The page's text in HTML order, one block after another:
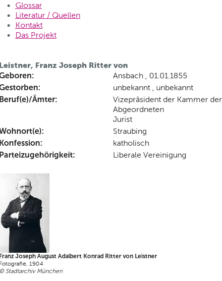
Glossar
Literatur / Quellen
Kontakt
Das Projekt
Franz Joseph Ritter von
Ansbach , 01.01.1855
unbekannt , unbekannt
Ämter:
Vizepräsident der Kammer der
Abgeordneten
Jurist
Straubing
katholisch
Liberale Vereinigung
Joseph August Adalbert Konrad Ritter von Leistner
1904
Stadtarchiv München